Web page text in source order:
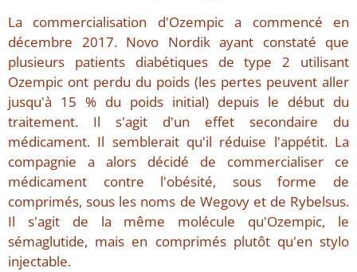
La commercialisation d'Ozempic a commencé en
décembre 2017. Novo Nordik ayant constaté que
plusieurs patients diabétiques de type 2 utilisant
Ozempic ont perdu du poids (les pertes peuvent aller
jusqu'à 15 % du poids initial) depuis le début du
traitement. Il s'agit d'un effet secondaire du
médicament. Il semblerait qu'il réduise l'appétit. La
compagnie a alors décidé de commercialiser ce
médicament contre l'obésité, sous forme de
comprimés, sous les noms de Wegovy et de Rybelsus.
Il s'agit de la même molécule qu'Ozempic, le
sémaglutide, mais en comprimés plutôt qu'en stylo
injectable.